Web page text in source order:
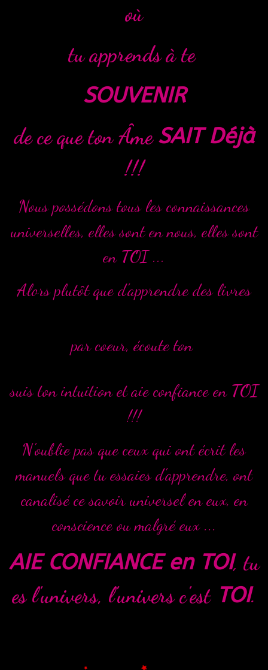
où
tu apprends à te
SOUVENIR
de ce que ton ÂmeSAIT Déjà
!!!
Nous possédons tous les connaissances
universelles, elles sont en nous, elles sont
en TOI...
Alors plutôt que d'apprendre des livres
par coeur, écoute ton
suis ton intuition et aie confiance en TOI
!!!
N'oublie pas que ceux qui ont écrit les
manuels que tu essaies d'apprendre, ont
canalisé ce savoir universel en eux, en
conscience ou malgré eux ...
AIE CONFIANCE en TOI, tu
es l'univers, l'univers c'estTOI.